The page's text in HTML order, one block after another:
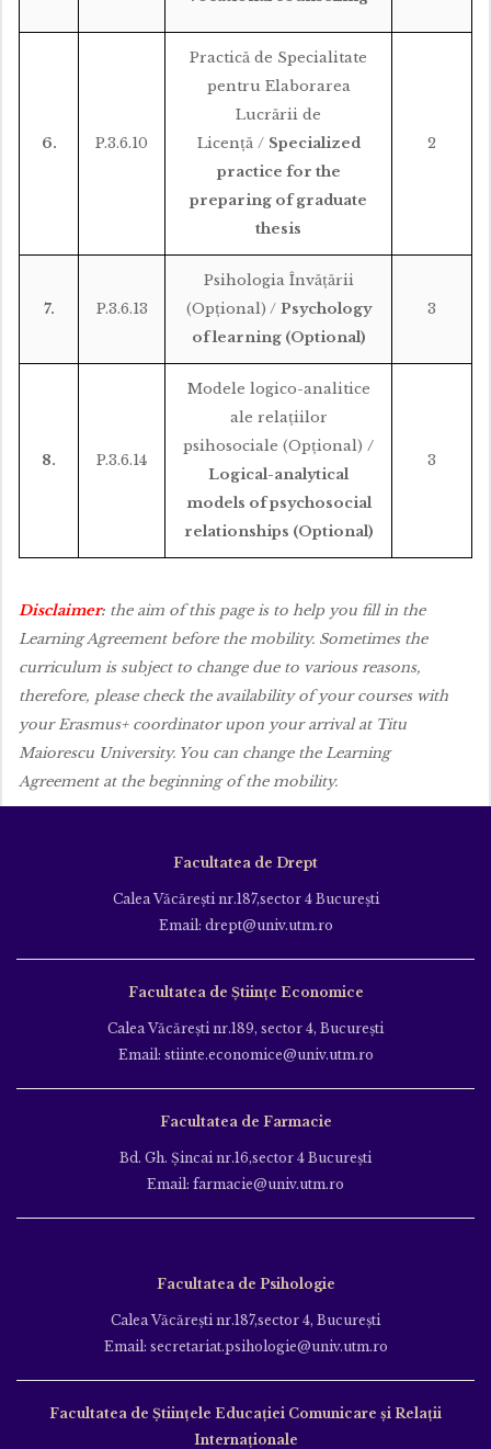
6. P.3.6.10
Practică de Specialitate
pentru Elaborarea
Lucrării de
Licenţă / Specialized
practice for the
preparing of graduate
thesis
2
7. P.3.6.13
Psihologia Învăţării
(Opțional) / Psychology
of learning (Optional)
3
8. P.3.6.14
Modele logico-analitice
ale relațiilor
psihosociale (Opțional) /
Logical-analytical
models of psychosocial
relationships (Optional)
3
Disclaimer: the aim of this page is to help you fill in the
Learning Agreement before the mobility. Sometimes the
curriculum is subject to change due to various reasons,
therefore, please check the availability of your courses with
your Erasmus+ coordinator upon your arrival at Titu
Maiorescu University. You can change the Learning
Agreement at the beginning of the mobility.
Facultatea de Drept
Calea Văcăreşti nr.187,sector 4 Bucureşti
Email: drept@univ.utm.ro
Facultatea de Științe Economice
Calea Văcăreşti nr.189, sector 4, Bucureşti
Email: stiinte.economice@univ.utm.ro
Facultatea de Farmacie
Bd. Gh. Şincai nr.16,sector 4 Bucureşti
Email: farmacie@univ.utm.ro
Facultatea de Psihologie
Calea Văcăreşti nr.187,sector 4, Bucureşti
Email: secretariat.psihologie@univ.utm.ro
Facultatea de Ştiinţele Educației Comunicare și Relații
Internaționale